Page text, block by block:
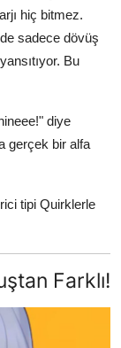
hiç bitmez.
sadece dövüş
Bu
diye
gerçek bir alfa
tipi Quirklerle
Farklı!